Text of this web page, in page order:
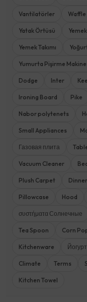
Vantilatörler Waffle
Yatak Örtüsü Yemek
Yemek Takımı
Yumurta Pişirme
Dodge Inter
Ironing Board Pike
Nabor polytenets
Small Appliances
Газовая плита
Vacuum Cleaner
Plush Carpet
Pillowcase Hood
συστήματα Солнечные
Tea Spoon Corn
Kitchenware
Climate Terms
Kitchen Towel